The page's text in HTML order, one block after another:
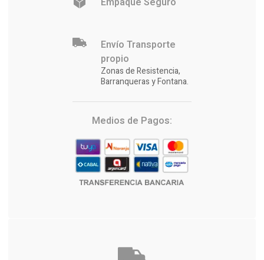
Envío Transporte
propio
Zonas de Resistencia,
Barranqueras y Fontana.
Medios de Pagos: